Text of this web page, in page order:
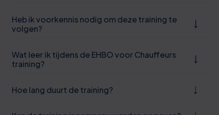
Heb ik voorkennis nodig om deze training te
volgen?
Wat leer ik tijdens de EHBO voor Chauffeurs
training?
Hoe lang duurt de training?